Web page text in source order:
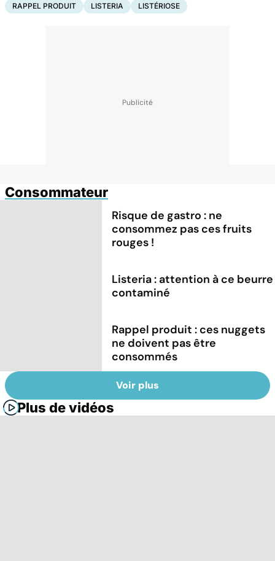
RAPPEL PRODUIT LISTERIA LISTÉRIOSE
Consommateur
Risque de gastro : ne
consommez pas ces fruits
rouges !
Listeria : attention à ce beurre
contaminé
Rappel produit : ces nuggets
ne doivent pas être
consommés
Voir plus
Plus de vidéos